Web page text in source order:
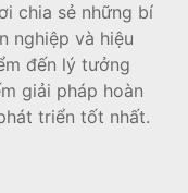
chia sẻ những bí
nghiệp và hiệu
đến lý tưởng
giải pháp hoàn
triển tốt nhất.